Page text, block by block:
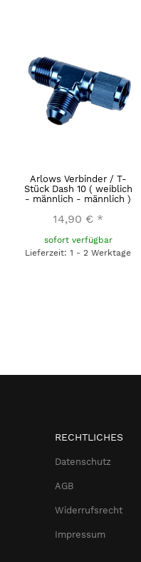
Arlows Verbinder / T-
Stück Dash 10 ( weiblich
- männlich - männlich )
14,90 € *
sofort verfügbar
Lieferzeit: 1 - 2 Werktage
RECHTLICHES
Datenschutz
AGB
Widerrufsrecht
Impressum